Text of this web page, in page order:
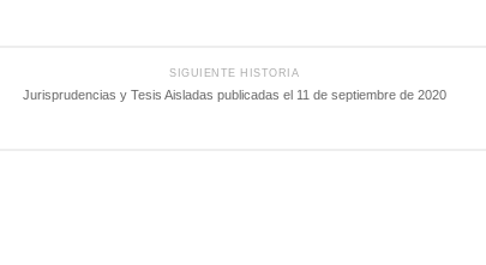
SIGUIENTE HISTORIA
Jurisprudencias y Tesis Aisladas publicadas el 11 de septiembre de 2020